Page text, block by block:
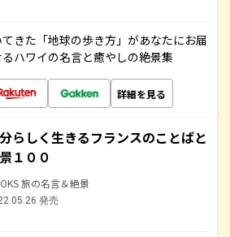
きた「地球の歩き方」があなたにお届
ハワイの名言と癒やしの絶景集
詳細を見る
らしく生きるフランスのことばと
１００
旅の名言＆絶景
発売